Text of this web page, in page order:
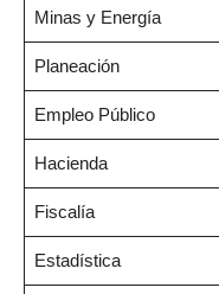
Minas y Energía
Planeación
Empleo Público
Hacienda
Fiscalía
Estadística